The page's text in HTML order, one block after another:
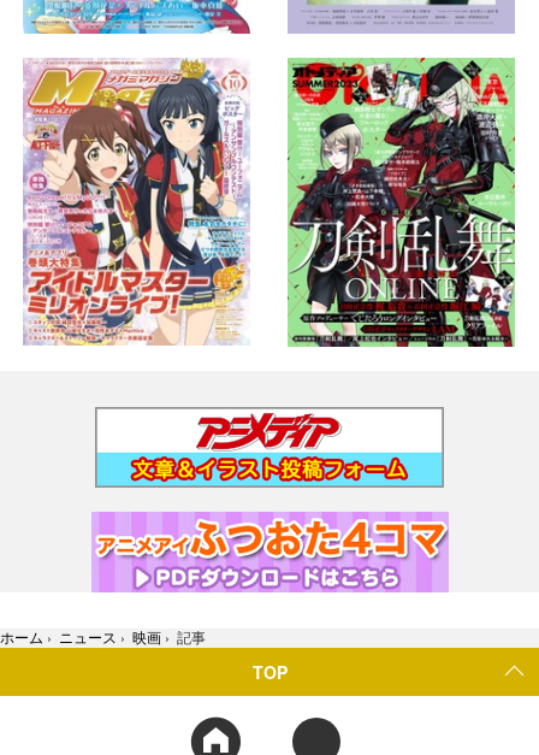
ホーム › ニュース › 映画 › 記事
TOP